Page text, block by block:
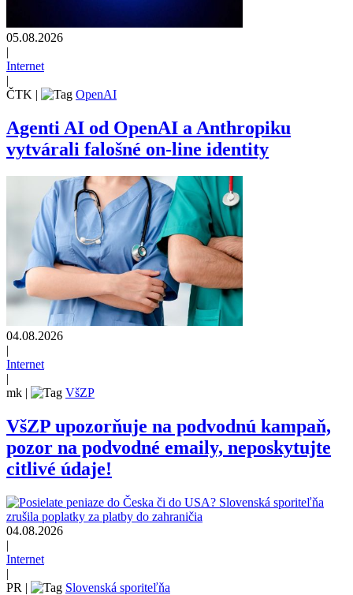
05.08.2026
|
Internet
|
ČTK | OpenAI
Agenti AI od OpenAI a Anthropiku
vytvárali falošné on-line identity
04.08.2026
|
Internet
|
mk | VšZP
VšZP upozorňuje na podvodnú kampaň,
pozor na podvodné emaily, neposkytujte
citlivé údaje!
04.08.2026
|
Internet
|
PR | Slovenská sporiteľňa